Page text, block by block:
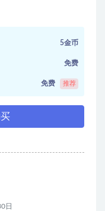
5金币
免费
免费 推荐
日